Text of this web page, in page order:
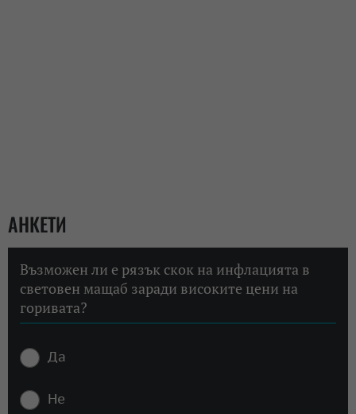
АНКЕТИ
Възможен ли е рязък скок на инфлацията в
световен мащаб заради високите цени на
горивата?
Да
Не